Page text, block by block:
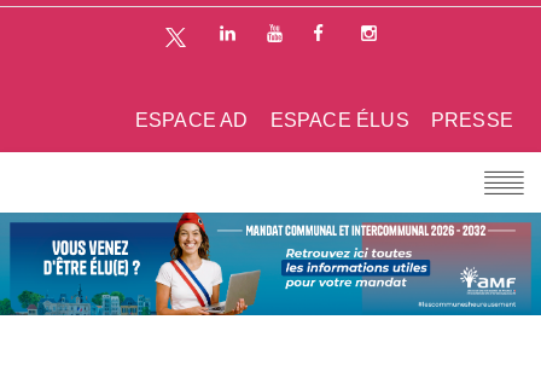
PRESSE
ESPACE ÉLUS
ESPACE AD